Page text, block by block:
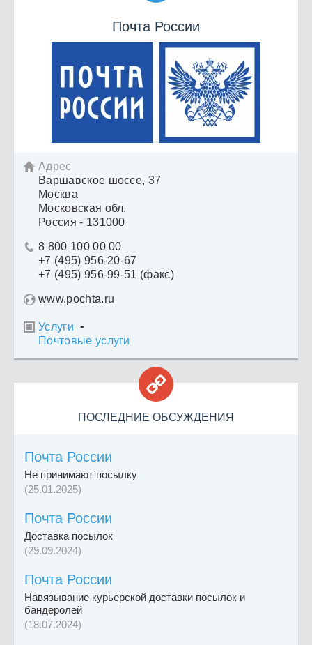
Почта России
 Адрес
Варшавское шоссе, 37
Москва
Московская обл.
Россия - 131000
 8 800 100 00 00
+7 (495) 956-20-67
+7 (495) 956-99-51 (факс)
www.pochta.ru
 Услуги •
Почтовые услуги

ПОСЛЕДНИЕ ОБСУЖДЕНИЯ
Почта России
Не принимают посылку
(25.01.2025)
Почта России
Доставка посылок
(29.09.2024)
Почта России
Навязывание курьерской доставки посылок и
бандеролей
(18.07.2024)